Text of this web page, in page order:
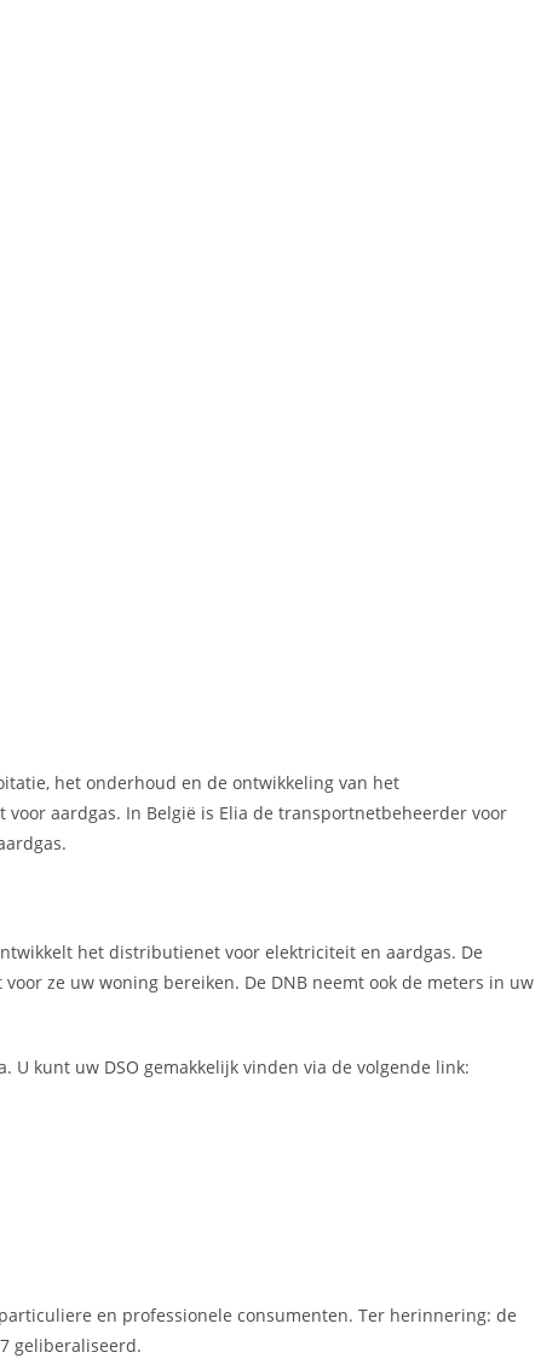
het onderhoud en de ontwikkeling van het
aardgas. In België is Elia de transportnetbeheerder voor
het distributienet voor elektriciteit en aardgas. De
ze uw woning bereiken. De DNB neemt ook de meters in uw
U kunt uw DSO gemakkelijk vinden via de volgende link:
en professionele consumenten. Ter herinnering: de
geliberaliseerd.